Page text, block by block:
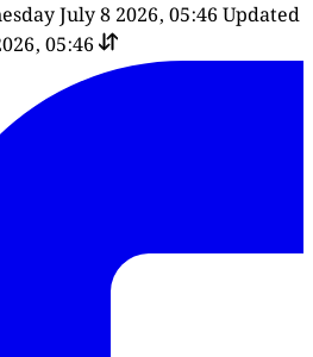
July 8 2026, 05:46 Updated
05:46